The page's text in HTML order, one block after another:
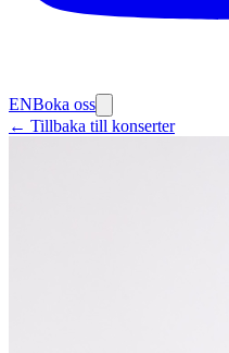
ENBoka oss
← Tillbaka till konserter